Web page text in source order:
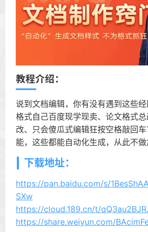
教程介绍：
说到文档编辑，你有没有遇到这些
格式自己百度现学现卖、论文格式
改、只会傻瓜式编辑狂按空格敲回
能，这些都能自动化生成，从此不做
下载地址：
https://pan.baidu.com/s/
SXw
https://cloud.189.cn/t/
https://share.weiyun.com/